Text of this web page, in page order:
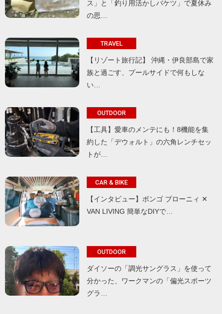
ス」と「釣り用活かしバケツ」で夏休み
の思…
TRAVEL
【リゾート旅行記】 沖縄・伊良部島で家
族と過ごす、プールサイドで何もしな
い…
OUTDOOR
【工具】愛車のメンテにも！8機能を集
約した「デウォルト」の六角レンチセッ
トが…
CAR & BIKE
【インタビュー】ボンゴ ブローニィ ✕
VAN LIVING 簡単なDIYで…
OUTDOOR
ダイソーの「調光サングラス」を使って
分かった、ワークマンの「偏光スポーツ
グラ…